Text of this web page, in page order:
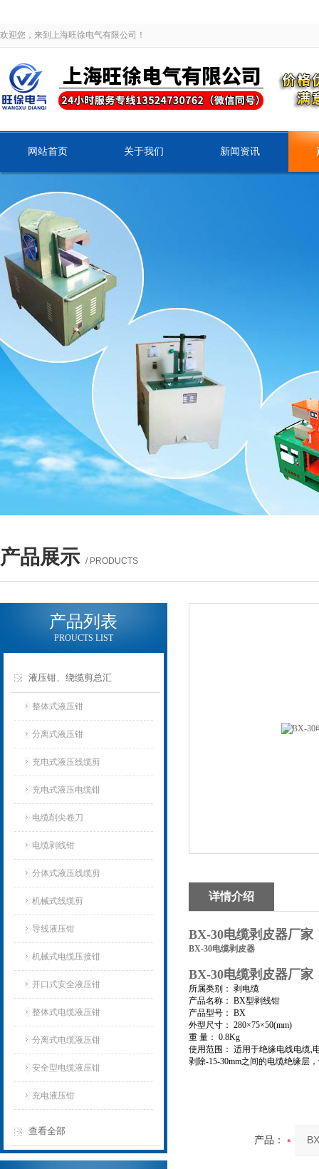
欢迎您，来到上海旺徐电气有限公司！
网站首页 关于我们 新闻资讯
产品展示 / PRODUCTS
产品列表
PROUCTS LIST
液压钳、绕缆剪总汇
整体式液压钳
分离式液压钳
充电式液压线缆剪
充电式液压电缆钳
电缆削尖卷刀
电缆剥线钳
分体式液压线缆剪
机械式线缆剪
导线液压钳
机械式电缆压接钳
开口式安全液压钳
整体式电缆液压钳
分离式电缆液压钳
安全型电缆液压钳
充电液压钳
查看全部
详情介绍
BX-30电缆剥皮器厂家
BX-30电缆剥皮器
BX-30电缆剥皮器厂家
所属类别： 剥电缆
产品名称： BX型剥线钳
产品型号： BX
外型尺寸： 280×75×50(mm)
重 量： 0.8Kg
使用范围： 适用于绝缘电线电缆,
剥除-15-30mm之间的电缆绝缘层
产品：